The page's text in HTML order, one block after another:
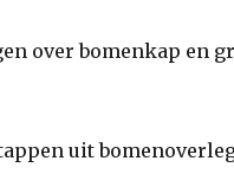
over bomenkap en
uit